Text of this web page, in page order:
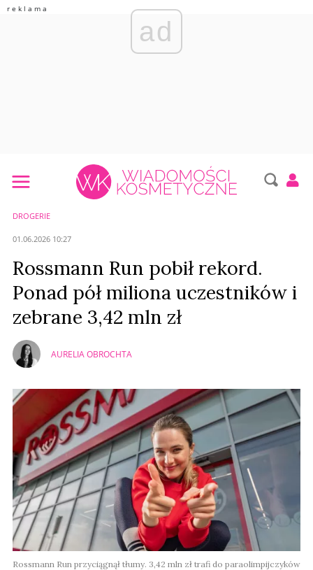
ad
DROGERIE
01.06.2026 10:27
Rossmann Run pobił rekord.
Ponad pół miliona uczestników i
zebrane 3,42 mln zł
AURELIA OBROCHTA
Rossmann Run przyciągnął tłumy. 3,42 mln zł trafi do paraolimpijczyków